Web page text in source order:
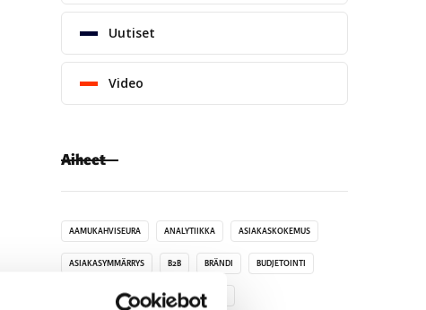
Uutiset
Video
Aiheet
AAMUKAHVISEURA ANALYTIIKKA ASIAKASKOKEMUS
ASIAKASYMMÄRRYS B2B BRÄNDI BUDJETOINTI
DIGITAALINEN MARKKINOINTI